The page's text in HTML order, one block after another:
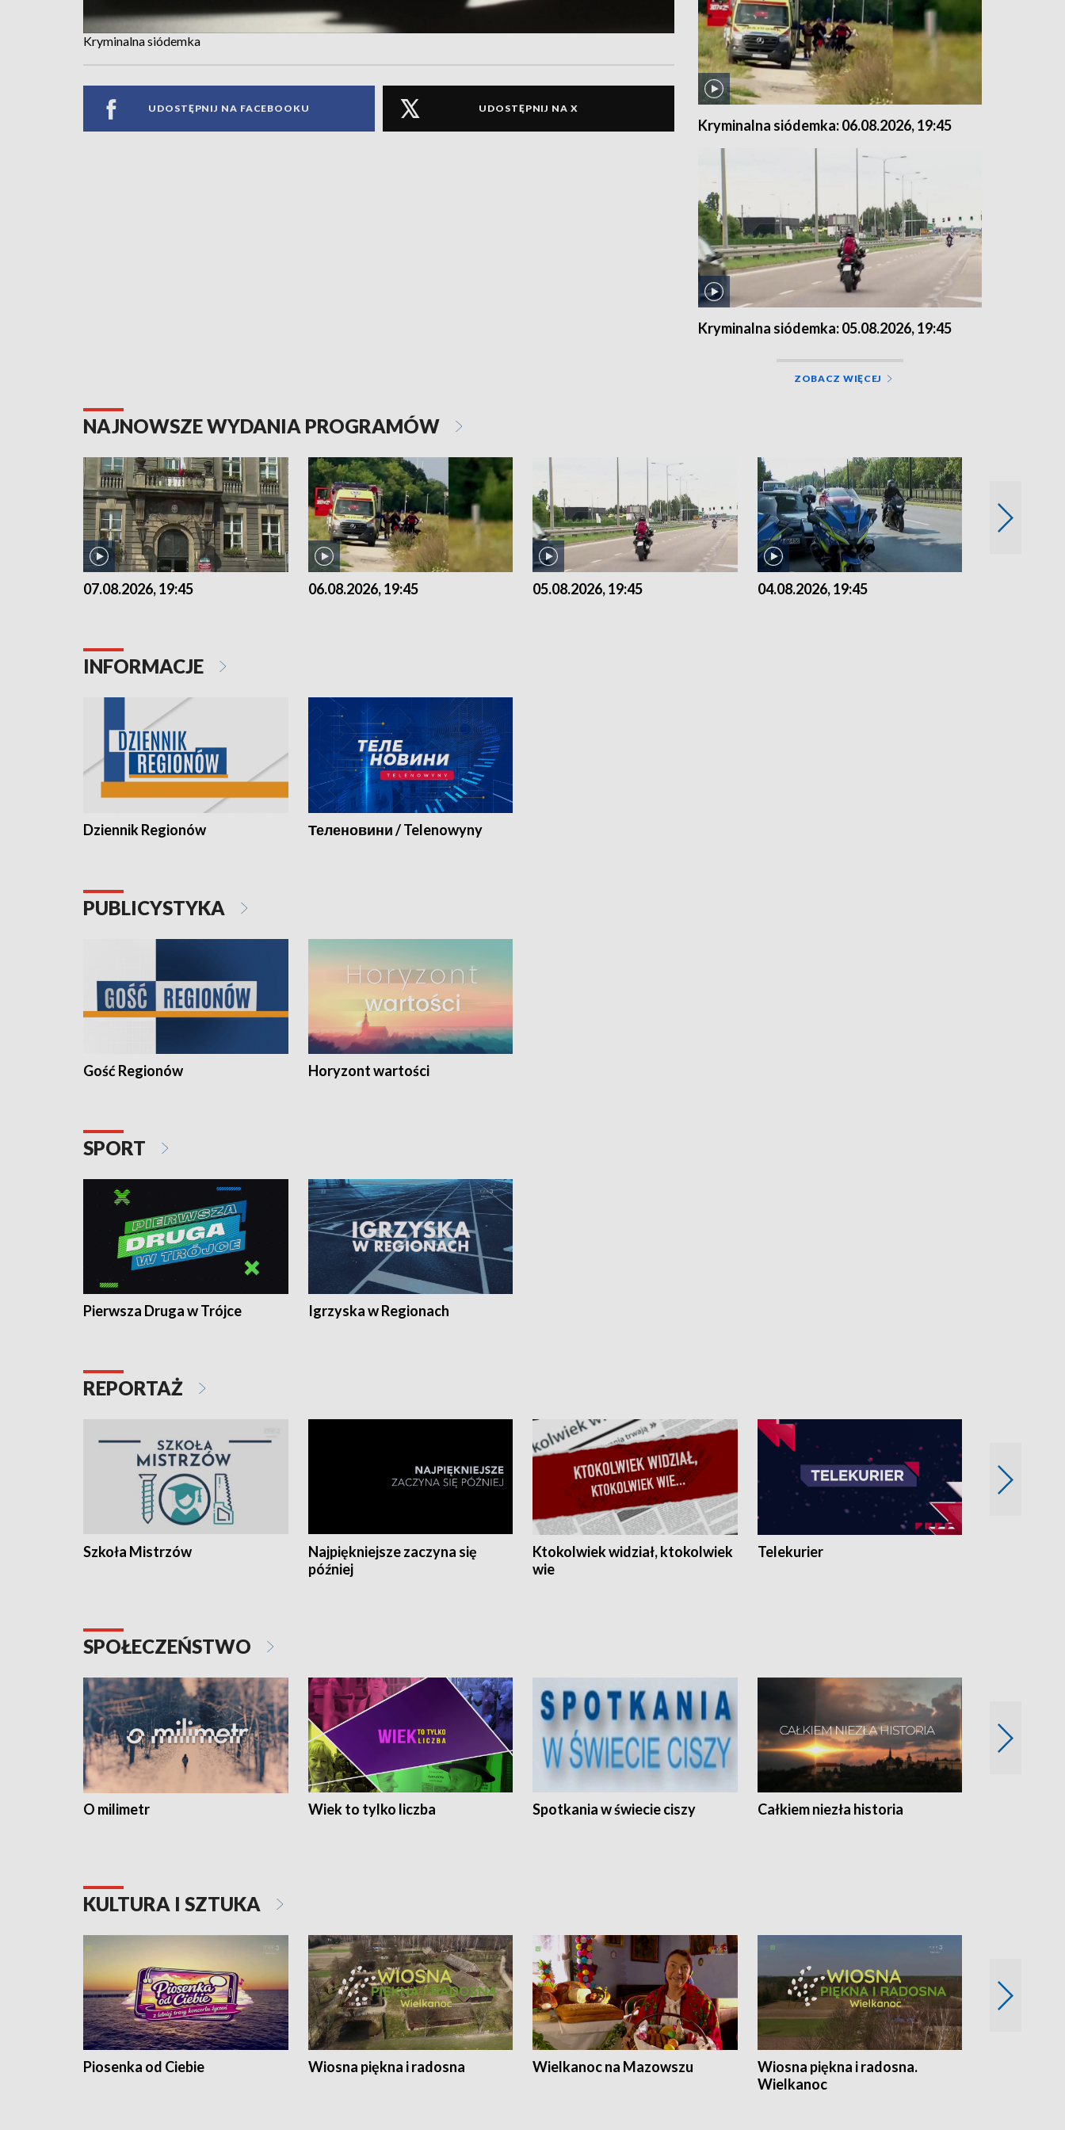
Kryminalna siódemka
UDOSTĘPNIJ NA FACEBOOKU UDOSTĘPNIJ NA X
Kryminalna siódemka: 06.08.2026, 19:45
Kryminalna siódemka: 05.08.2026, 19:45
ZOBACZ WIĘCEJ
NAJNOWSZE WYDANIA PROGRAMÓW
07.08.2026, 19:45 06.08.2026, 19:45 05.08.2026, 19:45 04.08.2026, 19:45
INFORMACJE
Dziennik Regionów Теленовини / Telenowyny
PUBLICYSTYKA
Gość Regionów Horyzont wartości
SPORT
Pierwsza Druga w Trójce Igrzyska w Regionach
REPORTAŻ
Szkoła Mistrzów
Najpiękniejsze zaczyna się
później
Ktokolwiek widział, ktokolwiek
wie
Telekurier
SPOŁECZEŃSTWO
O milimetr Wiek to tylko liczba Spotkania w świecie ciszy Całkiem niezła historia
KULTURA I SZTUKA
Piosenka od Ciebie Wiosna piękna i radosna Wielkanoc na Mazowszu
Wiosna piękna i radosna.
Wielkanoc